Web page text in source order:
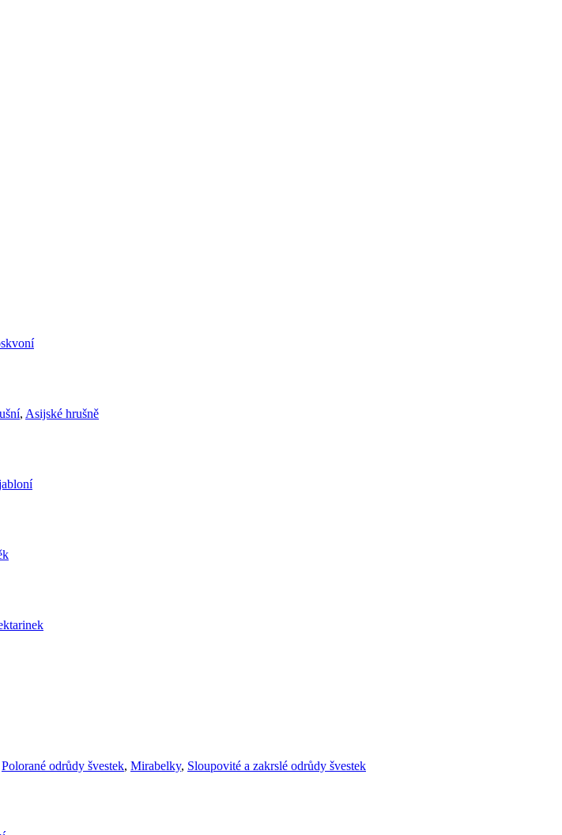
, Asijské hrušně
Polorané odrůdy švestek, Mirabelky, Sloupovité a zakrslé odrůdy švestek